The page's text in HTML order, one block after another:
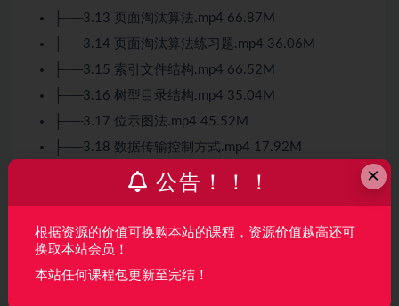
├──3.13 页面淘汰算法.mp4 66.87M
├──3.14 页面淘汰算法练习题.mp4 36.06M
├──3.15 索引文件结构.mp4 66.52M
├──3.16 树型目录结构.mp4 35.04M
├──3.17 位示图法.mp4 45.52M
├──3.18 数据传输控制方式.mp4 17.92M
├──3.19 虚设备与Spooling技术.mp4 22.37M
├──4.01 数据库系统前言.mp4 8.72M
├──4.02 数据库三级模式两级映射.mp4 43.60M
├──4.03 数据库设计过程说明.mp4 17.24M
×
公告！！！
根据资源的价值可换购本站的课程，资源价值越高还可
换取本站会员！
本站任何课程包更新至完结！